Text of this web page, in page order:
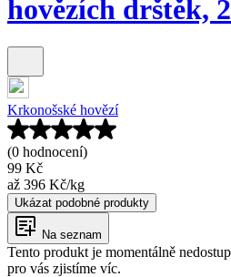
hovězích drštěk,
Krkonošské hovězí
(0 hodnocení)
99 Kč
až 396 Kč/kg
Ukázat podobné produkty
Na seznam
Tento produkt je momentálně
pro vás zjistíme víc.